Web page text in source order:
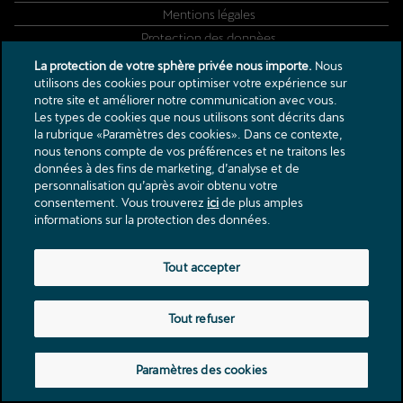
Rte de Courtedoux 26
Porrentruy
info@olivotti.ch
Tél.:+41 32 466 51 55
Mentions légales
Protection des donnèes
La protection de votre sphère privée nous importe. Nous
utilisons des cookies pour optimiser votre expérience sur
notre site et améliorer notre communication avec vous.
Les types de cookies que nous utilisons sont décrits dans
la rubrique «Paramètres des cookies». Dans ce contexte,
nous tenons compte de vos préférences et ne traitons les
données à des fins de marketing, d’analyse et de
personnalisation qu’après avoir obtenu votre
consentement. Vous trouverezicide plus amples
informations sur la protection des données.
Paramètres des cookies
Tout refuser
Tout accepter